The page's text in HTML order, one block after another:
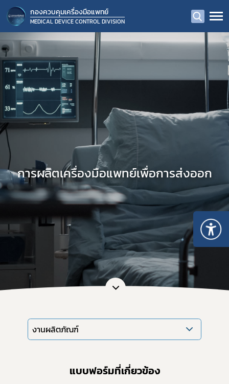
กองควบคุมเครื่องมือแพทย์
MEDICAL DEVICE CONTROL DIVISION
การผลิตเครื่องมือแพทย์เพื่อการส่งออก
งานผลิตภัณฑ์
แบบฟอร์มที่เกี่ยวข้อง
เลือกหัวข้อที่ท่านต้องการ Subscribe